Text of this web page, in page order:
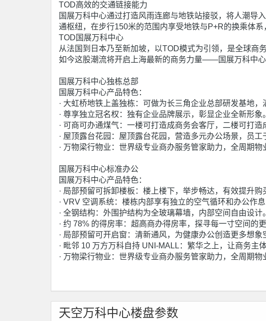
TOD高效的交通链接能力
国展万科中心通过打造风雨连廊与地铁站接驳，将人潮导
通枢纽，在步行150米的范围内享受地铁与P+R的换乘体系
TOD国展万科中心
从法国到日本乃至新加坡，以TOD模式为引领，是全球商
如今这股潮流将开启上海最新的商务力量——国展万科中心
国展万科中心独栋总部
国展万科中心产品特色：
· 大虹桥地铁上盖独栋：可做为长三角企业总部研发基地，
· 尊享独立冠名权：独有企业品牌展示，彰显企业全新形象。
· 可商可办通煤气：一楼可打造成商务会客厅，二楼可打造
· 屋顶露台花园：屋顶露台花园，营造多元办公场景，员工
· 万物梁行物业：世界级专业商办服务管家助力，全周期物
国展万科中心标准办公
国展万科中心产品特色：
· 局部预留可拆卸楼板：楼上楼下，举步畅达，有效提升购
· VRV 空调系统：楼栋内部享有独立的空气循环和办公作息
· 全钢结构：外围护结构为全玻璃幕墙，内部空间自由设计。
· 约 78% 的得房率：超高商办得房率，探寻每一寸空间的更
· 局部预留可开启窗：清新通风，为健康办公创造更多想象
· 毗邻 10 万方万科自持 UNI-MALL：繁华之上，让商务主
· 万物梁行物业：世界级专业商办服务管家助力，全周期物
天空万科中心楼盘参数